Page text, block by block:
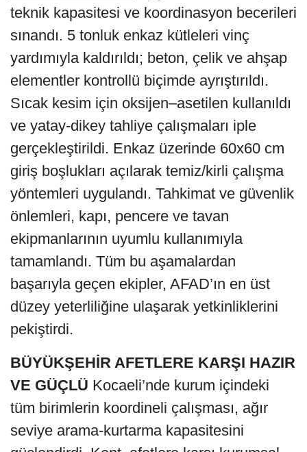
teknik kapasitesi ve koordinasyon becerileri
sınandı. 5 tonluk enkaz kütleleri vinç
yardımıyla kaldırıldı; beton, çelik ve ahşap
elementler kontrollü biçimde ayrıştırıldı.
Sıcak kesim için oksijen–asetilen kullanıldı
ve yatay-dikey tahliye çalışmaları iple
gerçekleştirildi. Enkaz üzerinde 60x60 cm
giriş boşlukları açılarak temiz/kirli çalışma
yöntemleri uygulandı. Tahkimat ve güvenlik
önlemleri, kapı, pencere ve tavan
ekipmanlarının uyumlu kullanımıyla
tamamlandı. Tüm bu aşamalardan
başarıyla geçen ekipler, AFAD’ın en üst
düzey yeterliliğine ulaşarak yetkinliklerini
pekiştirdi.
BÜYÜKŞEHİR AFETLERE KARŞI HAZIR
VE GÜÇLÜ Kocaeli’nde kurum içindeki
tüm birimlerin koordineli çalışması, ağır
seviye arama-kurtarma kapasitesini